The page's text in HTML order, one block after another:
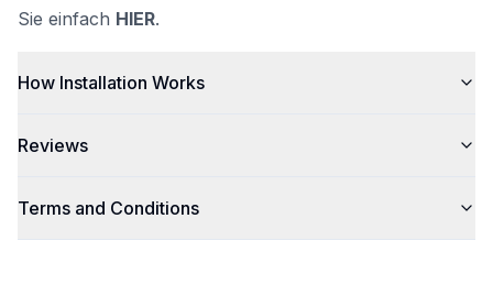
Sie einfach HIER.
How Installation Works
Reviews
Terms and Conditions